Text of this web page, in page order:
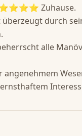
Zuhause.
durch
alle